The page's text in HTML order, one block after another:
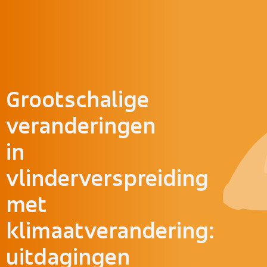
Grootschalige
veranderingen
in
vlinderverspreiding
met
klimaatverandering:
uitdagingen